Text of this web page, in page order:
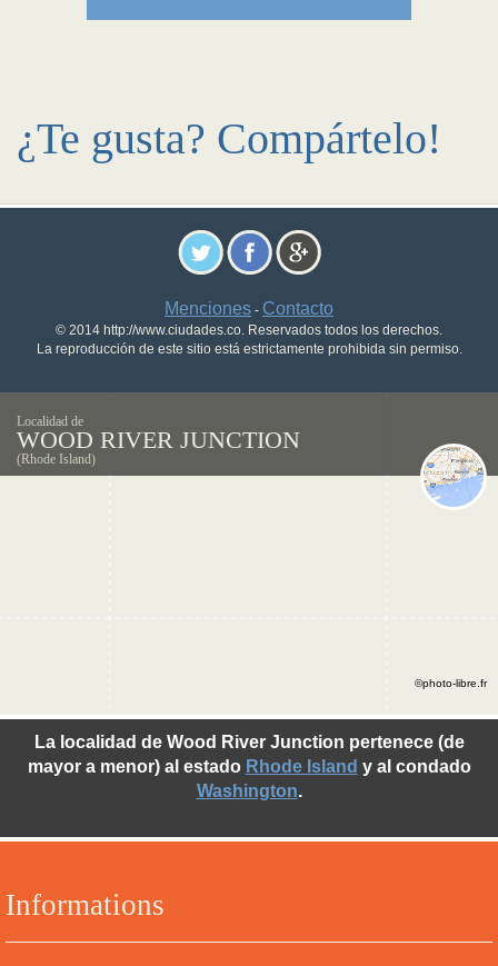
¿Te gusta? Compártelo!
Menciones - Contacto
© 2014 http://www.ciudades.co. Reservados todos los derechos.
La reproducción de este sitio está estrictamente prohibida sin permiso.
Localidad de
WOOD RIVER JUNCTION
(Rhode Island)
Informations
La localidad de Wood River Junction pertenece (de
mayor a menor) al estado Rhode Island y al condado
Washington.
©photo-libre.fr